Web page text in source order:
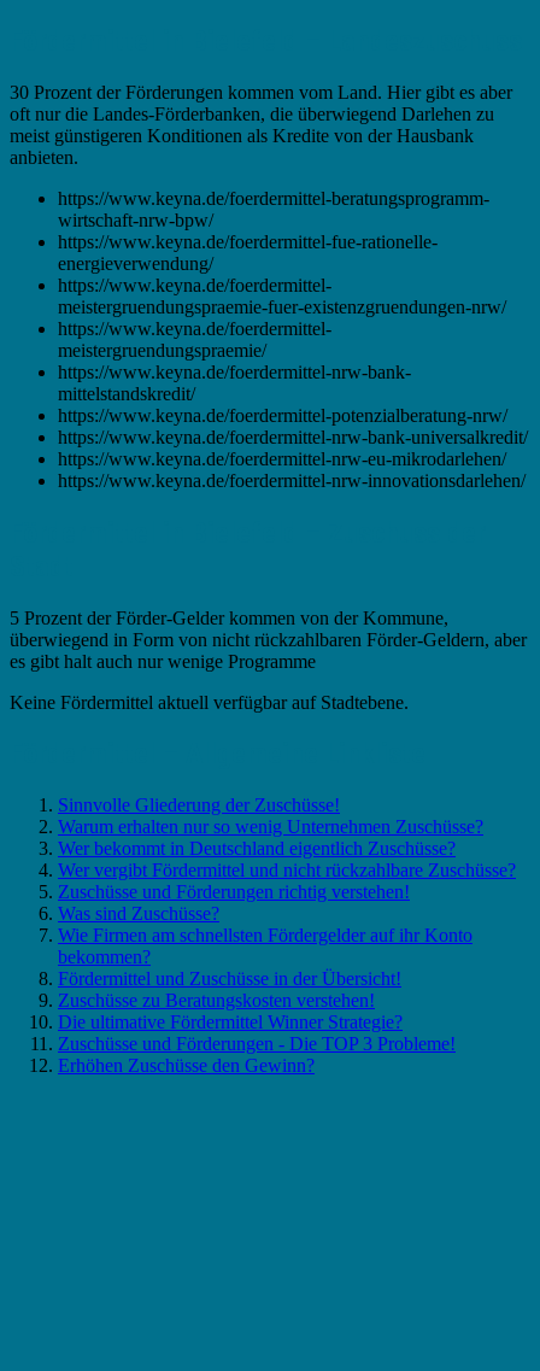
30 Prozent der Förderungen kommen vom Land. Hier gibt es aber
oft nur die Landes-Förderbanken, die überwiegend Darlehen zu
meist günstigeren Konditionen als Kredite von der Hausbank
anbieten.
https://www.keyna.de/foerdermittel-beratungsprogramm-
wirtschaft-nrw-bpw/
https://www.keyna.de/foerdermittel-fue-rationelle-
energieverwendung/
https://www.keyna.de/foerdermittel-
meistergruendungspraemie-fuer-existenzgruendungen-nrw/
https://www.keyna.de/foerdermittel-
meistergruendungspraemie/
https://www.keyna.de/foerdermittel-nrw-bank-
mittelstandskredit/
https://www.keyna.de/foerdermittel-potenzialberatung-nrw/
https://www.keyna.de/foerdermittel-nrw-bank-universalkredit/
https://www.keyna.de/foerdermittel-nrw-eu-mikrodarlehen/
https://www.keyna.de/foerdermittel-nrw-innovationsdarlehen/
5 Prozent der Förder-Gelder kommen von der Kommune,
überwiegend in Form von nicht rückzahlbaren Förder-Geldern, aber
es gibt halt auch nur wenige Programme
Keine Fördermittel aktuell verfügbar auf Stadtebene.
Sinnvolle Gliederung der Zuschüsse!
Warum erhalten nur so wenig Unternehmen Zuschüsse?
Wer bekommt in Deutschland eigentlich Zuschüsse?
Wer vergibt Fördermittel und nicht rückzahlbare Zuschüsse?
Zuschüsse und Förderungen richtig verstehen!
Was sind Zuschüsse?
Wie Firmen am schnellsten Fördergelder auf ihr Konto
bekommen?
Fördermittel und Zuschüsse in der Übersicht!
Zuschüsse zu Beratungskosten verstehen!
Die ultimative Fördermittel Winner Strategie?
Zuschüsse und Förderungen - Die TOP 3 Probleme!
Erhöhen Zuschüsse den Gewinn?